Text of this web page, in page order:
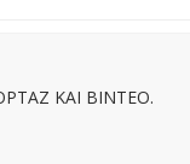
ΚΑΙ ΒΙΝΤΕΟ.